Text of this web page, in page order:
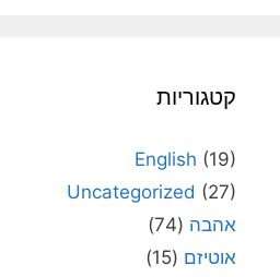
קטגוריות
English (19)
Uncategorized (27)
אהבה (74)
אוטיזם (15)